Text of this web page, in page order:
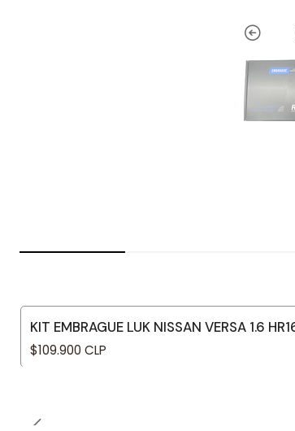
KIT EMBRAGUE LUK NISSAN VERSA 1.6
$109.900 CLP